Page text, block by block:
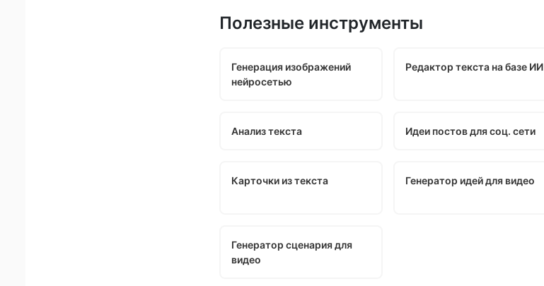
Полезные инструменты
Генерация изображений
нейросетью
Редактор текста на базе ИИ
Анализ текста Идеи постов для соц. сети
Карточки из текста Генератор идей для видео
Генератор сценария для
видео